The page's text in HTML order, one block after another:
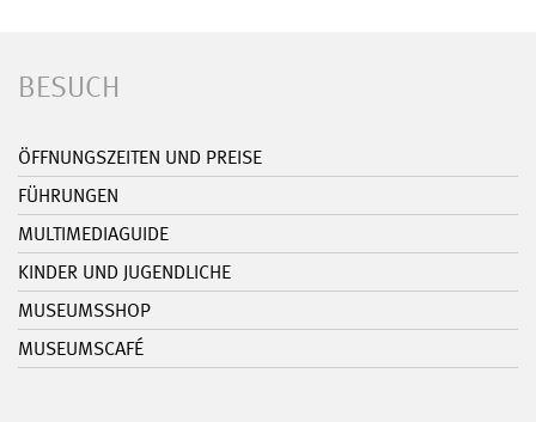
BESUCH
ÖFFNUNGSZEITEN UND PREISE
FÜHRUNGEN
MULTIMEDIAGUIDE
KINDER UND JUGENDLICHE
MUSEUMSSHOP
MUSEUMSCAFÉ